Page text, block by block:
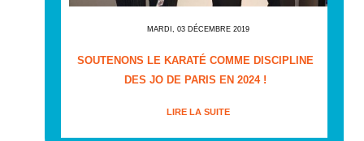
MARDI, 03 DÉCEMBRE 2019
SOUTENONS LE KARATÉ COMME DISCIPLINE
DES JO DE PARIS EN 2024 !
LIRE LA SUITE